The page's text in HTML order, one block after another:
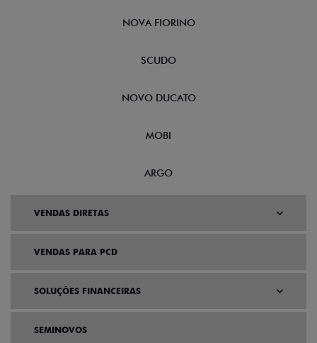
NOVA FIORINO
SCUDO
NOVO DUCATO
MOBI
ARGO
VENDAS DIRETAS
VENDAS PARA PCD
SOLUÇÕES FINANCEIRAS
SEMINOVOS